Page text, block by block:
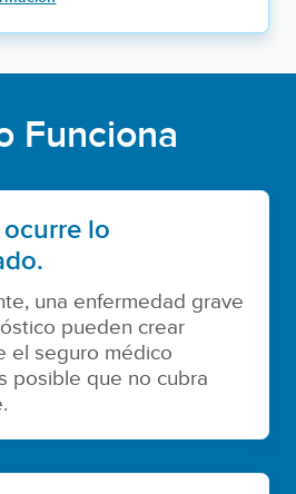
Funciona
lo
una enfermedad grave
pueden crear
el seguro médico
posible que no cubra